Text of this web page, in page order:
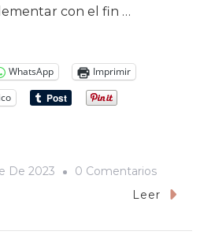
con el fin …
WhatsApp
Imprimir
De 2023 0 ComentariosEn
¿Cómo
Leer